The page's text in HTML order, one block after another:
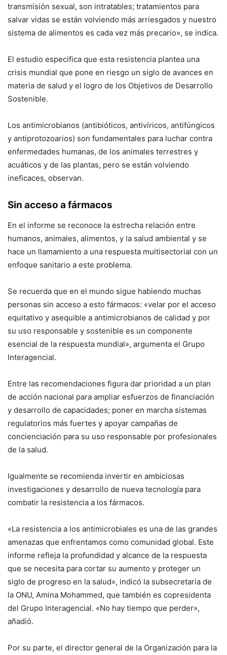
transmisión sexual, son intratables; tratamientos para
salvar vidas se están volviendo más arriesgados y nuestro
sistema de alimentos es cada vez más precario», se indica.
El estudio especifica que esta resistencia plantea una
crisis mundial que pone en riesgo un siglo de avances en
materia de salud y el logro de los Objetivos de Desarrollo
Sostenible.
Los antimicrobianos (antibióticos, antivíricos, antifúngicos
y antiprotozoarios) son fundamentales para luchar contra
enfermedades humanas, de los animales terrestres y
acuáticos y de las plantas, pero se están volviendo
ineficaces, observan.
Sin acceso a fármacos
En el informe se reconoce la estrecha relación entre
humanos, animales, alimentos, y la salud ambiental y se
hace un llamamiento a una respuesta multisectorial con un
enfoque sanitario a este problema.
Se recuerda que en el mundo sigue habiendo muchas
personas sin acceso a esto fármacos: «velar por el acceso
equitativo y asequible a antimicrobianos de calidad y por
su uso responsable y sostenible es un componente
esencial de la respuesta mundial», argumenta el Grupo
Interagencial.
Entre las recomendaciones figura dar prioridad a un plan
de acción nacional para ampliar esfuerzos de financiación
y desarrollo de capacidades; poner en marcha sistemas
regulatorios más fuertes y apoyar campañas de
concienciación para su uso responsable por profesionales
de la salud.
Igualmente se recomienda invertir en ambiciosas
investigaciones y desarrollo de nueva tecnología para
combatir la resistencia a los fármacos.
«La resistencia a los antimicrobiales es una de las grandes
amenazas que enfrentamos como comunidad global. Este
informe refleja la profundidad y alcance de la respuesta
que se necesita para cortar su aumento y proteger un
siglo de progreso en la salud», indicó la subsecretaria de
la ONU, Amina Mohammed, que también es copresidenta
del Grupo Interagencial. «No hay tiempo que perder»,
añadió.
Por su parte, el director general de la Organización para la